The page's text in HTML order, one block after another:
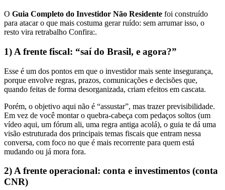
O Guia Completo do Investidor Não Residente foi construído
para atacar o que mais costuma gerar ruído: sem arrumar isso, o
resto vira retrabalho Confira:.
1) A frente fiscal: “saí do Brasil, e agora?”
Esse é um dos pontos em que o investidor mais sente insegurança,
porque envolve regras, prazos, comunicações e decisões que,
quando feitas de forma desorganizada, criam efeitos em cascata.
Porém, o objetivo aqui não é “assustar”, mas trazer previsibilidade.
Em vez de você montar o quebra-cabeça com pedaços soltos (um
vídeo aqui, um fórum ali, uma regra antiga acolá), o guia te dá uma
visão estruturada dos principais temas fiscais que entram nessa
conversa, com foco no que é mais recorrente para quem está
mudando ou já mora fora.
2) A frente operacional: conta e investimentos (conta
CNR)